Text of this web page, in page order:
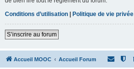
Conditions d’utilisation | Politique de vie privée
S’inscrire au forum
Accueil MOOC Accueil Forum